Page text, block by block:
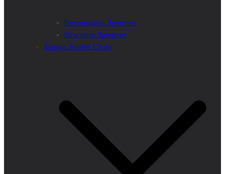
Personnalités Sportives
Structures Sportives
Espace Société Civile